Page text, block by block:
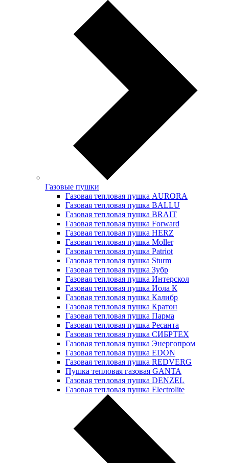
Газовые пушки
Газовая тепловая пушка AURORA
Газовая тепловая пушка BALLU
Газовая тепловая пушка BRAIT
Газовая тепловая пушка Forward
Газовая тепловая пушка HERZ
Газовая тепловая пушка Moller
Газовая тепловая пушка Patriot
Газовая тепловая пушка Sturm
Газовая тепловая пушка Зубр
Газовая тепловая пушка Интерскол
Газовая тепловая пушка Иола К
Газовая тепловая пушка Калибр
Газовая тепловая пушка Кратон
Газовая тепловая пушка Парма
Газовая тепловая пушка Ресанта
Газовая тепловая пушка СИБРТЕХ
Газовая тепловая пушка Энергопром
Газовая тепловая пушка EDON
Газовая тепловая пушка REDVERG
Пушка тепловая газовая GANTA
Газовая тепловая пушка DENZEL
Газовая тепловая пушка Electrolite